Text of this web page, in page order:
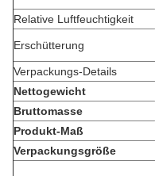
Relative Luftfeuchtigkeit
Erschütterung
Verpackungs-Details
Nettogewicht
Bruttomasse
Produkt-Maß
Verpackungsgröße